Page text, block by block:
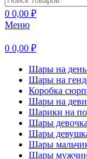
0 0,00 ₽
Меню
0 0,00 ₽
Шары на
Шары на
Коробка
Шары на
Шарики на
Шары
Шары
Шары
Шары